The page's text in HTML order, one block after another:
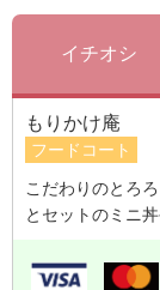
イチオシ
もりかけ庵
フードコート
こだわりのとろ
とセットのミニ